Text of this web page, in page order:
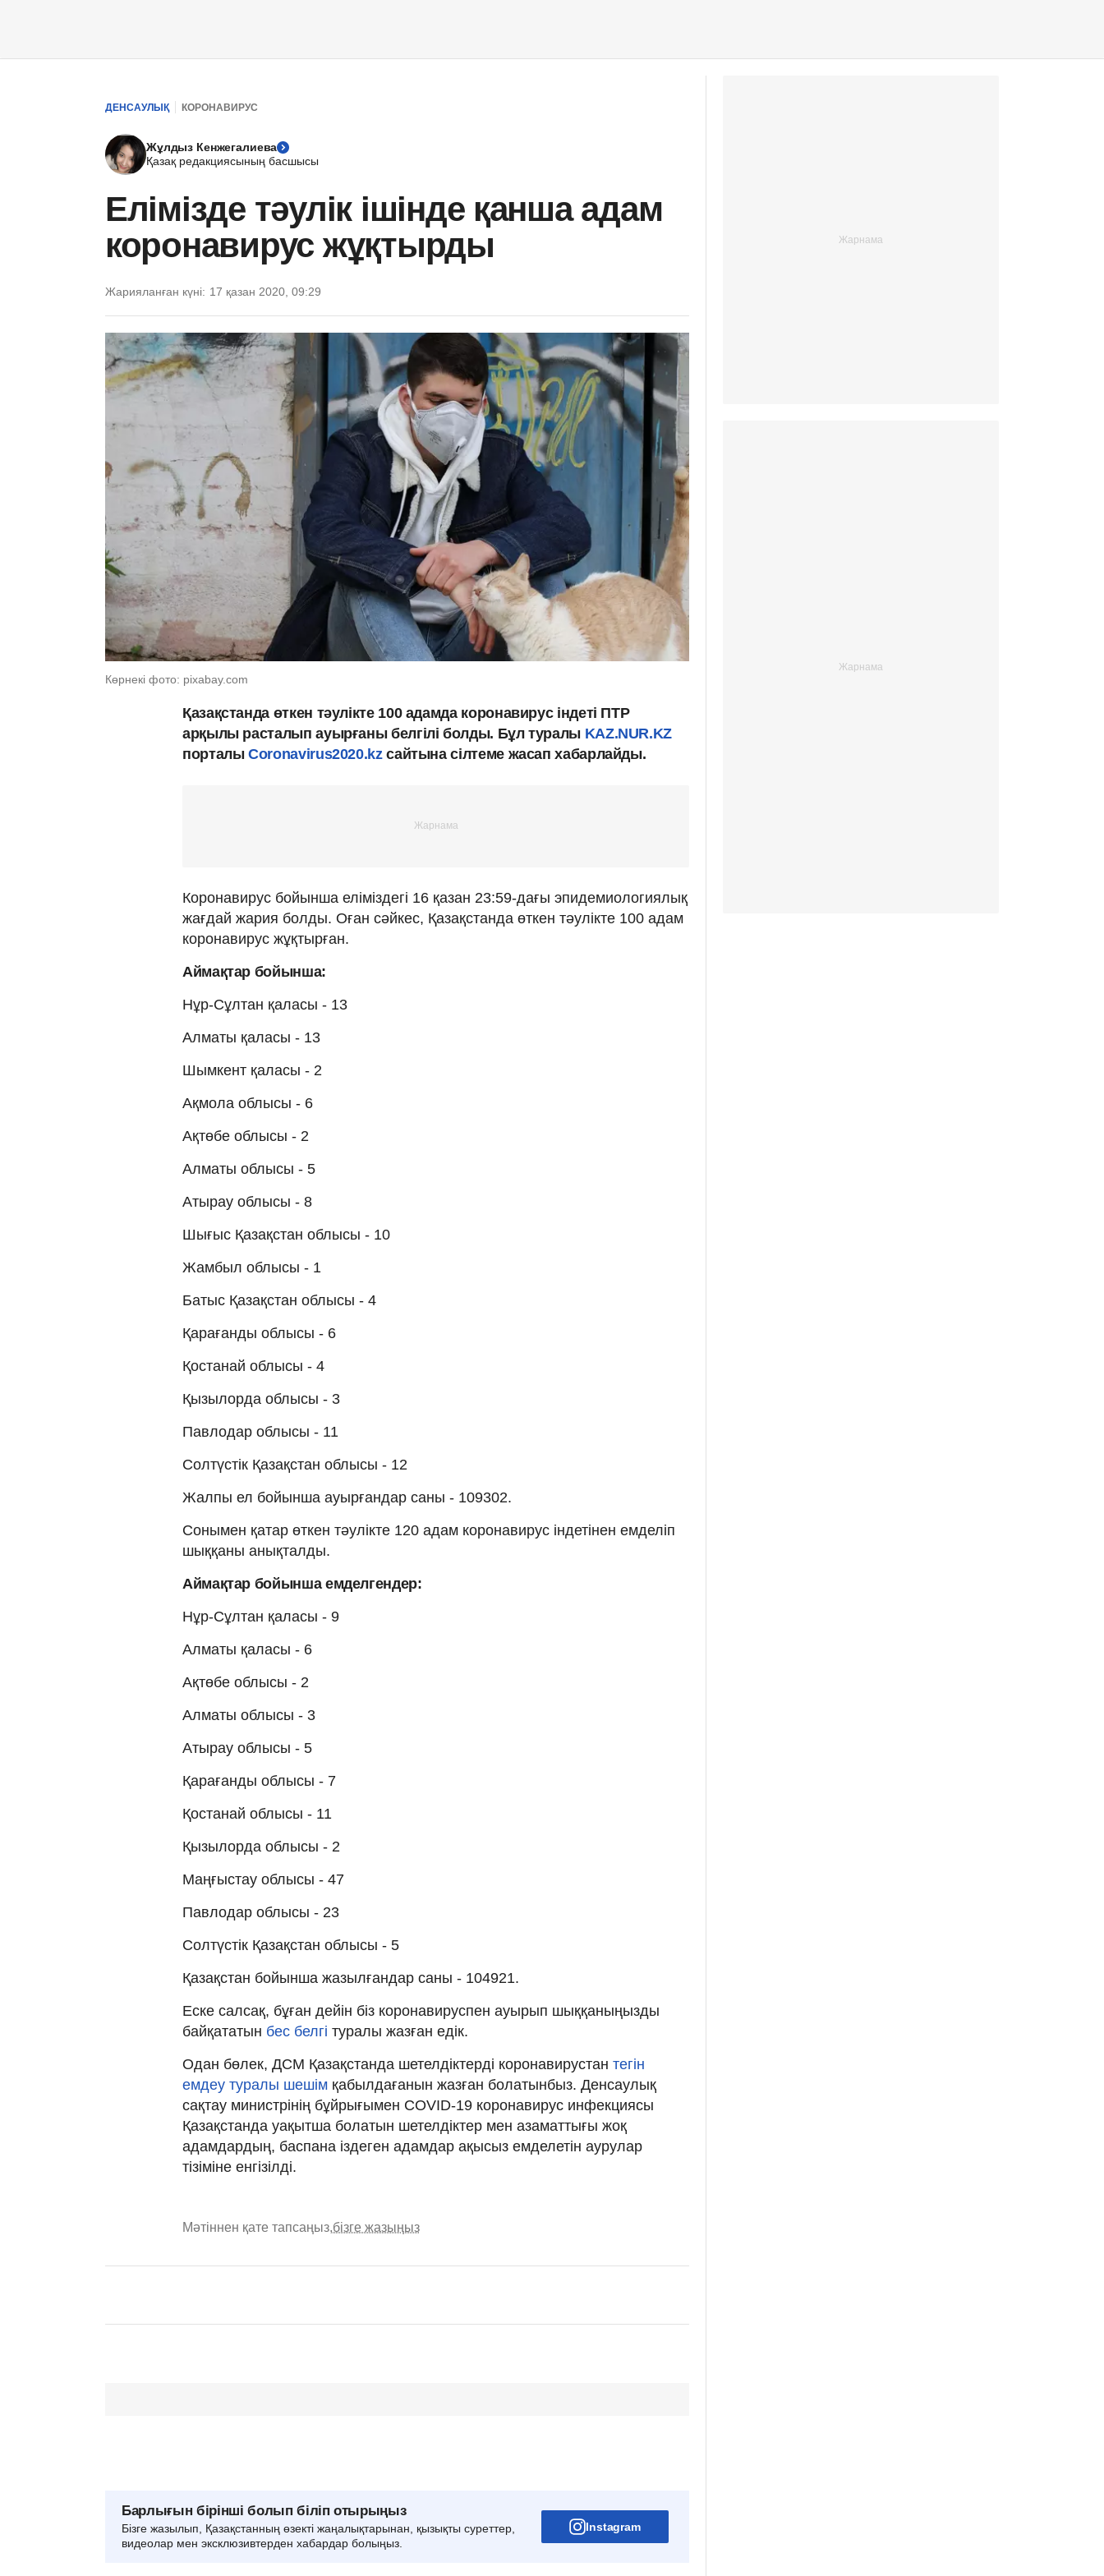
ДЕНСАУЛЫҚ КОРОНАВИРУС
Жұлдыз Кенжегалиева
Қазақ редакциясының басшысы
Елімізде тәулік ішінде қанша адам
коронавирус жұқтырды
Жарияланған күні: 17 қазан 2020, 09:29
Көрнекі фото: pixabay.com
Қазақстанда өткен тәулікте 100 адамда коронавирус індеті ПТР
арқылы расталып ауырғаны белгілі болды. Бұл туралы KAZ.NUR.KZ
порталыCoronavirus2020.kzсайтына сілтеме жасап хабарлайды.
Коронавирус бойынша еліміздегі 16 қазан 23:59-дағы эпидемиологиялық
жағдай жария болды. Оған сәйкес, Қазақстанда өткен тәулікте 100 адам
коронавирус жұқтырған.
Аймақтар бойынша:
Нұр-Сұлтан қаласы - 13
Алматы қаласы - 13
Шымкент қаласы - 2
Ақмола облысы - 6
Ақтөбе облысы - 2
Алматы облысы - 5
Атырау облысы - 8
Шығыс Қазақстан облысы - 10
Жамбыл облысы - 1
Батыс Қазақстан облысы - 4
Қарағанды облысы - 6
Қостанай облысы - 4
Қызылорда облысы - 3
Павлодар облысы - 11
Солтүстік Қазақстан облысы - 12
Жалпы ел бойынша ауырғандар саны - 109302.
Сонымен қатар өткен тәулікте 120 адам коронавирус індетінен емделіп
шыққаны анықталды.
Аймақтар бойынша емделгендер:
Нұр-Сұлтан қаласы - 9
Алматы қаласы - 6
Ақтөбе облысы - 2
Алматы облысы - 3
Атырау облысы - 5
Қарағанды облысы - 7
Қостанай облысы - 11
Қызылорда облысы - 2
Маңғыстау облысы - 47
Павлодар облысы - 23
Солтүстік Қазақстан облысы - 5
Қазақстан бойынша жазылғандар саны - 104921.
Еске салсақ, бұған дейін біз коронавируспен ауырып шыққаныңызды
байқататын бес белгі туралы жазған едік.
Одан бөлек, ДСМ Қазақстанда шетелдіктерді коронавирустан тегін
емдеу туралы шешім қабылдағанын жазған болатынбыз. Денсаулық
сақтау министрінің бұйрығымен COVID-19 коронавирус инфекциясы
Қазақстанда уақытша болатын шетелдіктер мен азаматтығы жоқ
адамдардың, баспана іздеген адамдар ақысыз емделетін аурулар
тізіміне енгізілді.
Мәтіннен қате тапсаңыз,бізге жазыңыз
Барлығын бірінші болып біліп отырыңыз
Бізге жазылып, Қазақстанның өзекті жаңалықтарынан, қызықты суреттер,
видеолар мен эксклюзивтерден хабардар болыңыз.
Instagram